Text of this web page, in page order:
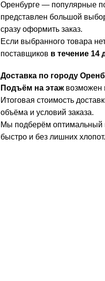
Оренбурге — популярные
представлен большой
сразу оформить заказ.
Если выбранного товара
поставщиков в течение 14
Доставка по городу
Подъём на этажвозможен
Итоговая стоимость
объёма и условий заказа.
Мы подберём оптимальный
быстро и без лишних хлопот.